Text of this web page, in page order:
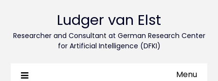
Ludger van Elst
Researcher and Consultant at German Research Center
for Artificial Intelligence (DFKI)
Menu